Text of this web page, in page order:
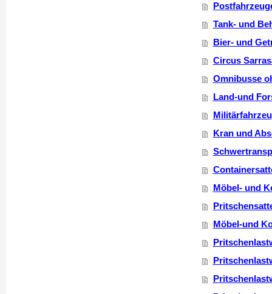
Tank- und
Bier- und
Circus
Omnibusse
Land-und
Kran und
Möbel- und
Möbel-und